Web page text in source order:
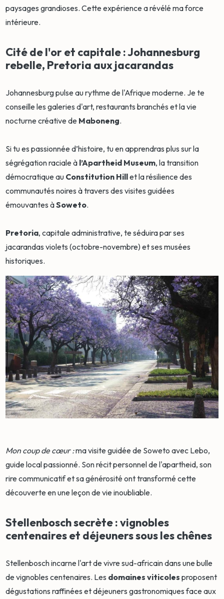
paysages grandioses. Cette expérience a révélé ma force
intérieure.
Cité de l'or et capitale : Johannesburg
rebelle, Pretoria aux jacarandas
Johannesburg pulse au rythme de l'Afrique moderne. Je te
conseille les galeries d'art, restaurants branchés et la vie
nocturne créative de Maboneng.
Si tu es passionnée d’histoire, tu en apprendras plus sur la
ségrégation raciale à l’Apartheid Museum, la transition
démocratique au Constitution Hillet la résilience des
communautés noires à travers des visites guidées
émouvantes àSoweto.
Pretoria, capitale administrative, te séduira par ses
jacarandas violets (octobre-novembre) et ses musées
historiques.
Mon coup de cœur :ma visite guidée de Soweto avec Lebo,
guide local passionné. Son récit personnel de l'apartheid, son
rire communicatif et sa générosité ont transformé cette
découverte en une leçon de vie inoubliable.
Stellenbosch secrète : vignobles
centenaires et déjeuners sous les chênes
Stellenbosch incarne l'art de vivre sud-africain dans une bulle
de vignobles centenaires. Les domaines viticoles proposent
dégustations raffinées et déjeuners gastronomiques face aux